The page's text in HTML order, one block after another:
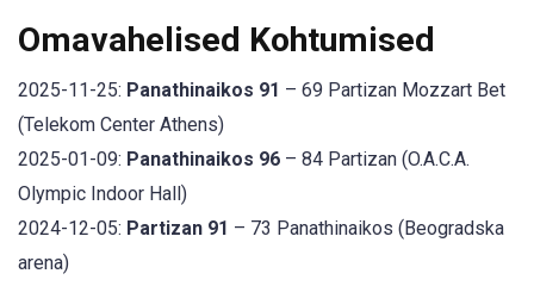
Omavahelised Kohtumised
2025-11-25: Panathinaikos 91 – 69 Partizan Mozzart Bet
(Telekom Center Athens)
2025-01-09: Panathinaikos 96 – 84 Partizan (O.A.C.A.
Olympic Indoor Hall)
2024-12-05: Partizan 91 – 73 Panathinaikos (Beogradska
arena)